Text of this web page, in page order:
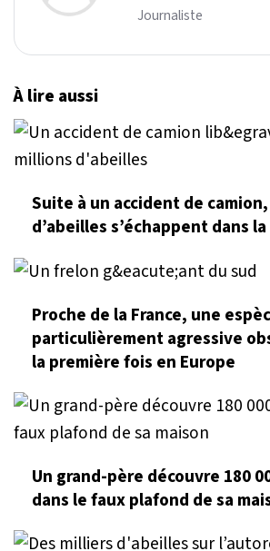
Journaliste
À lire aussi
Suite à un accident de
d’abeilles s’échappent dans
Proche de la France, une
particulièrement agressive
la première fois en Europe
Un grand-père découvre 180
dans le faux plafond de sa